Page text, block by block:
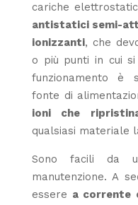
cariche
antistatici semi-
ionizzanti, che
o più punti in cui
funzionamento è
fonte di
ioni che
qualsiasi materiale
Sono facili da
manutenzione. A
essere a corrente